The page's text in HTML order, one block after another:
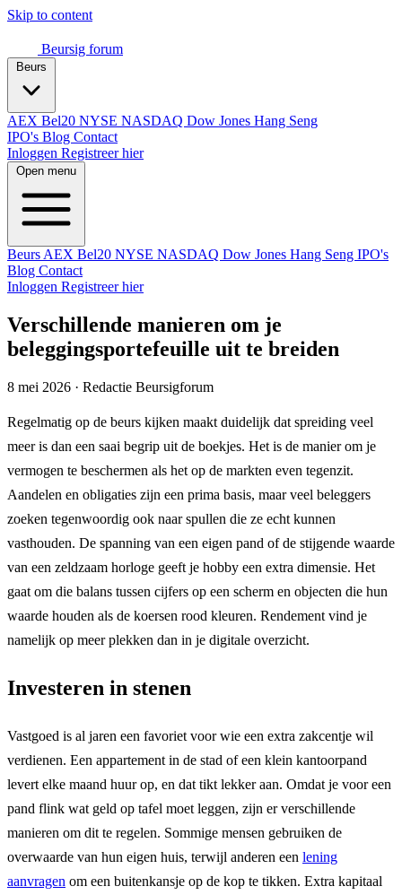
Skip to content
Beursig forum
AEX Bel20 NYSE NASDAQ Dow Jones Hang Seng
IPO's Blog Contact
Inloggen Registreer hier
Open menu
Beurs AEX Bel20 NYSE NASDAQ Dow Jones Hang Seng IPO's
Blog Contact
Inloggen Registreer hier
Verschillende manieren om je
beleggingsportefeuille uit te breiden
8 mei 2026 · Redactie Beursigforum
Regelmatig op de beurs kijken maakt duidelijk dat spreiding veel
meer is dan een saai begrip uit de boekjes. Het is de manier om je
vermogen te beschermen als het op de markten even tegenzit.
Aandelen en obligaties zijn een prima basis, maar veel beleggers
zoeken tegenwoordig ook naar spullen die ze echt kunnen
vasthouden. De spanning van een eigen pand of de stijgende waarde
van een zeldzaam horloge geeft je hobby een extra dimensie. Het
gaat om die balans tussen cijfers op een scherm en objecten die hun
waarde houden als de koersen rood kleuren. Rendement vind je
namelijk op meer plekken dan in je digitale overzicht.
Investeren in stenen
Vastgoed is al jaren een favoriet voor wie een extra zakcentje wil
verdienen. Een appartement in de stad of een klein kantoorpand
levert elke maand huur op, en dat tikt lekker aan. Omdat je voor een
pand flink wat geld op tafel moet leggen, zijn er verschillende
manieren om dit te regelen. Sommige mensen gebruiken de
overwaarde van hun eigen huis, terwijl anderen een lening
aanvragen om een buitenkansje op de kop te tikken. Extra kapitaal